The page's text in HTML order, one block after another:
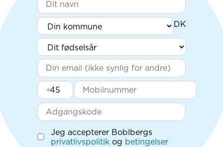
+
Jeg accepterer Boblbergs
privatlivspolitik og betingelser